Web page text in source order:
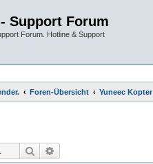
Support Forum
Forum. Hotline & Support
Foren-Übersicht Yuneec Kopter
Suche